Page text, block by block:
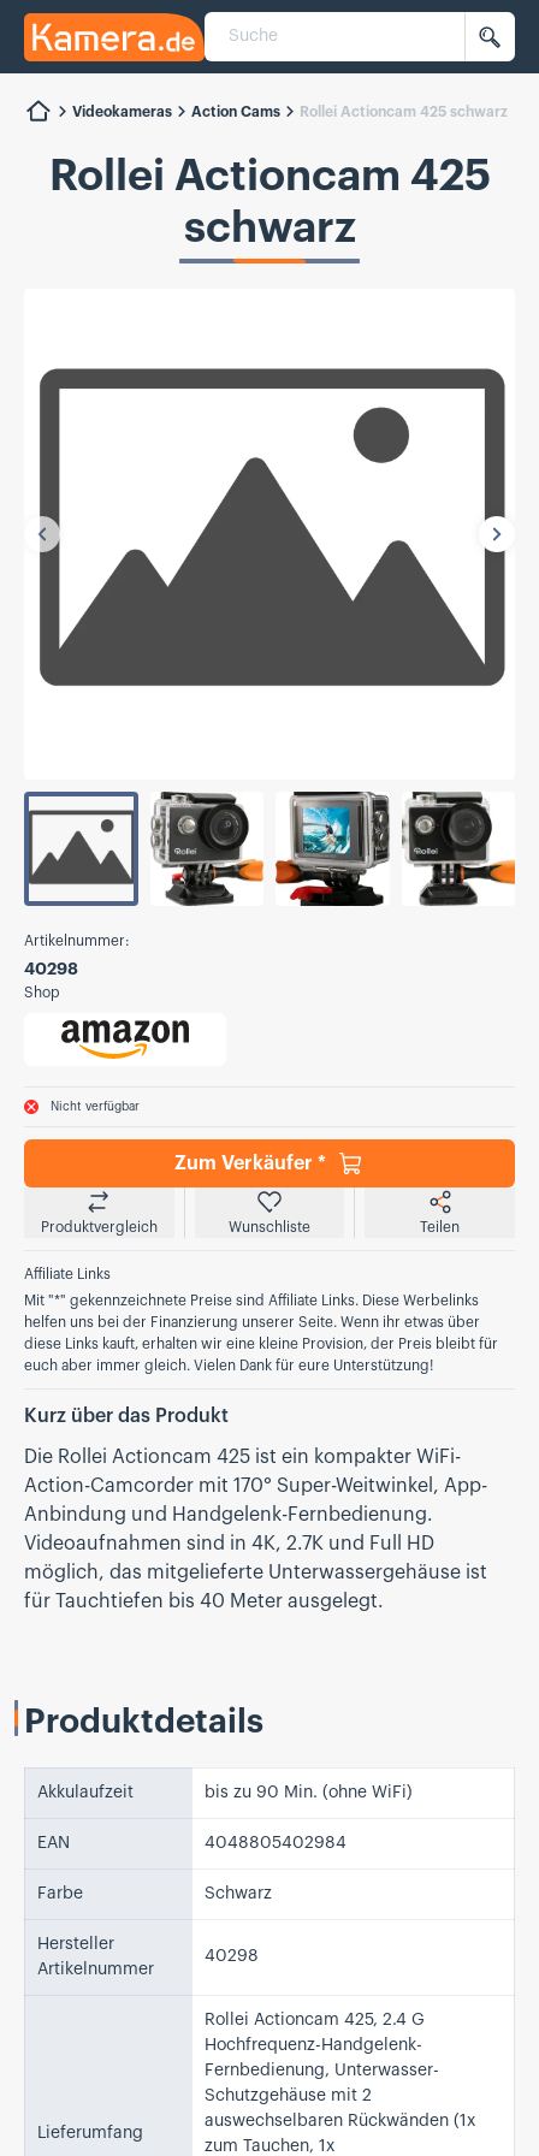
Kamera.de
Suche
Videokameras Action Cams Rollei Actioncam 425 schwarz
Rollei Actioncam 425
schwarz
Vorherige
Artikelnummer:
40298
Shop
Nicht verfügbar
Zum Verkäufer *
Produktvergleich Wunschliste Teilen
Affiliate Links
Mit "*" gekennzeichnete Preise sind Affiliate Links. Diese Werbelinks
helfen uns bei der Finanzierung unserer Seite. Wenn ihr etwas über
diese Links kauft, erhalten wir eine kleine Provision, der Preis bleibt für
euch aber immer gleich. Vielen Dank für eure Unterstützung!
Kurz über das Produkt
Die Rollei Actioncam 425 ist ein kompakter WiFi-
Action-Camcorder mit 170° Super-Weitwinkel, App-
Anbindung und Handgelenk-Fernbedienung.
Videoaufnahmen sind in 4K, 2.7K und Full HD
möglich, das mitgelieferte Unterwassergehäuse ist
für Tauchtiefen bis 40 Meter ausgelegt.
Produktdetails
Akkulaufzeit bis zu 90 Min. (ohne WiFi)
EAN 4048805402984
Farbe Schwarz
Hersteller
Artikelnummer
40298
Lieferumfang
Rollei Actioncam 425, 2.4 G
Hochfrequenz-Handgelenk-
Fernbedienung, Unterwasser-
Schutzgehäuse mit 2
auswechselbaren Rückwänden (1x
zum Tauchen, 1x